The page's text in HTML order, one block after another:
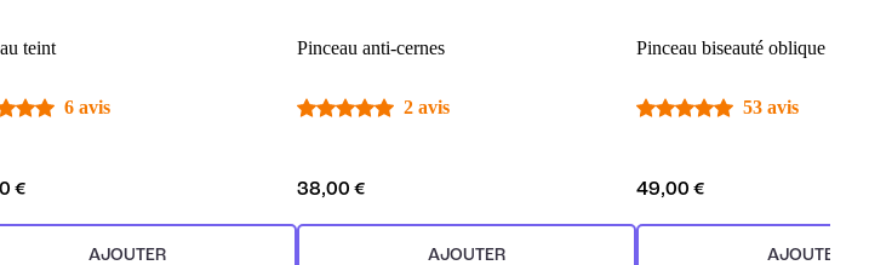
teint
6 avis
€
AJOUTER
Pinceau anti-cernes
2 avis
38,00 €
AJOUTER
Pinceau biseauté oblique
53 avis
49,00 €
AJOUTER